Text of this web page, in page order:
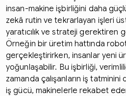
insan-makine işbirliğini daha
zekâ rutin ve tekrarlayan işleri
yaratıcılık ve strateji gerektiren
Örneğin bir üretim hattında
gerçekleştirirken, insanlar yeni
yoğunlaşabilir. Bu işbirliği,
zamanda çalışanların iş
iş gücü, makinelerle rekabet